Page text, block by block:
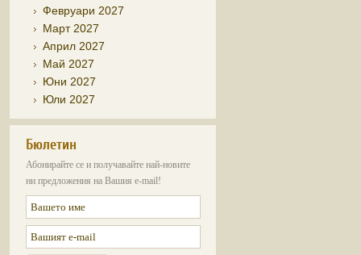
Февруари 2027
Март 2027
Април 2027
Май 2027
Юни 2027
Юли 2027
Бюлетин
Абонирайте се и получавайте най-новите
ни предложения на Вашия e-mail!